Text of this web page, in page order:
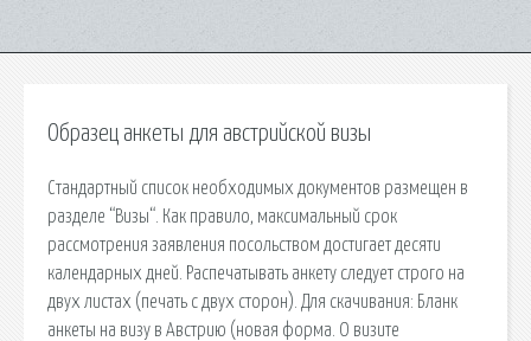
Образец анкеты для австрийской визы
Стандартный список необходимых документов размещен в
разделе “Визы“. Как правило, максимальный срок
рассмотрения заявления посольством достигает десяти
календарных дней. Распечатывать анкету следует строго на
двух листах (печать с двух сторон). Для скачивания: Бланк
анкеты на визу в Австрию (новая форма. О визите